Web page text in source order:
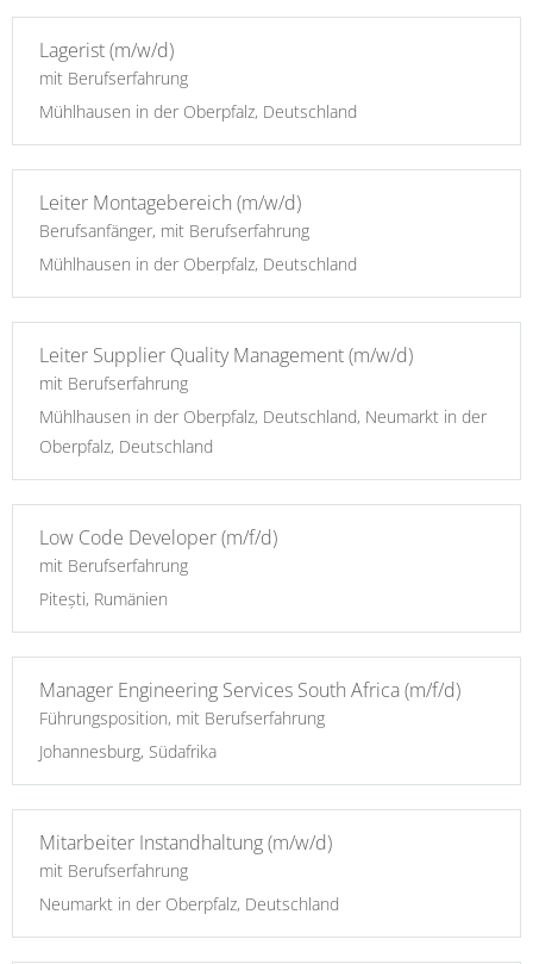
Lagerist (m/w/d)
mit Berufserfahrung
Mühlhausen in der Oberpfalz, Deutschland
Leiter Montagebereich (m/w/d)
Berufsanfänger, mit Berufserfahrung
Mühlhausen in der Oberpfalz, Deutschland
Leiter Supplier Quality Management (m/w/d)
mit Berufserfahrung
Mühlhausen in der Oberpfalz, Deutschland, Neumarkt in der
Oberpfalz, Deutschland
Low Code Developer (m/f/d)
mit Berufserfahrung
Pitești, Rumänien
Manager Engineering Services South Africa (m/f/d)
Führungsposition, mit Berufserfahrung
Johannesburg, Südafrika
Mitarbeiter Instandhaltung (m/w/d)
mit Berufserfahrung
Neumarkt in der Oberpfalz, Deutschland